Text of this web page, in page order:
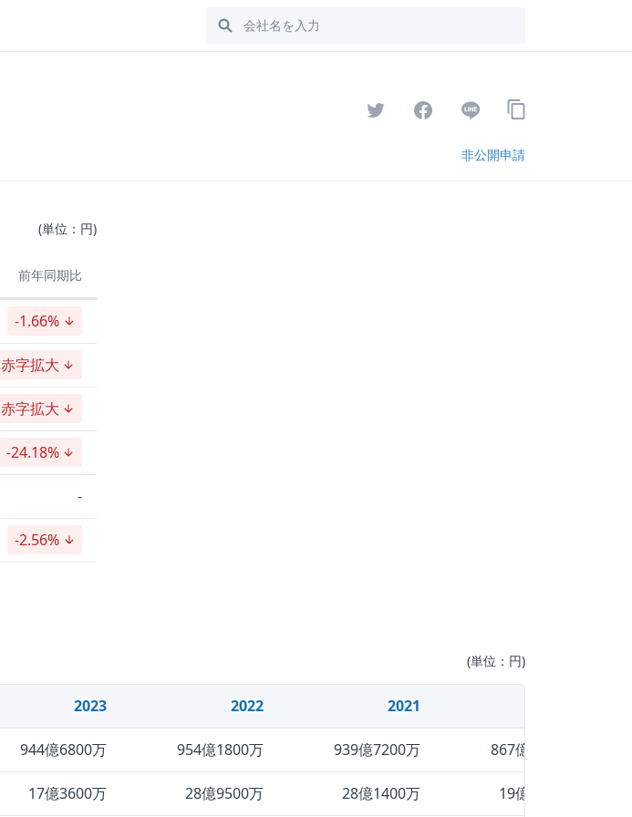
非公開申請
(単位：円)
前年同期比
-1.66%
赤字拡大
赤字拡大
-24.18%
-
-2.56%
(単位：円)
2023 2022 2021
944億6800万 954億1800万 939億7200万 867億4400万
17億3600万 28億9500万 28億1400万 19億3200万